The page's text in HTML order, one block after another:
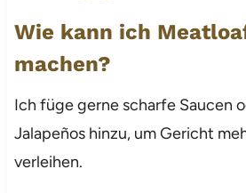
Wie kann ich
machen?
Ich füge gerne scharfe Saucen
Jalapeños hinzu, um Gericht
verleihen.